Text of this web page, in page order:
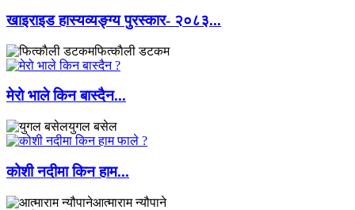
खाइराइड हास्यव्यङ्ग्य पुरस्कार- २०८३...
फित्काैली डटकम
मेरो भाले किन बास्दैन...
युगल बसेल
कोशी नदीमा किन हाम...
आत्माराम न्यौपाने